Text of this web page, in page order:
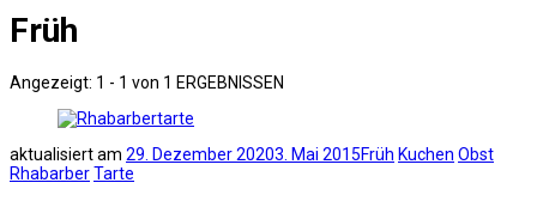
Früh
Angezeigt: 1 - 1 von 1 ERGEBNISSEN
aktualisiert am 29. Dezember 20203. Mai 2015Früh Kuchen Obst
RhabarberTarte